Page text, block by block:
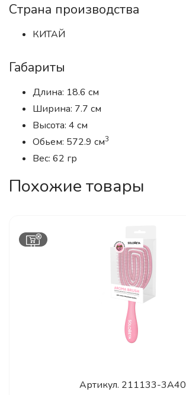
Страна производства
КИТАЙ
Габариты
Длина: 18.6 см
Ширина: 7.7 см
Высота: 4 см
Обьем: 572.9 см3
Вес: 62 гр
Похожие товары
Артикул. 211133-3A40